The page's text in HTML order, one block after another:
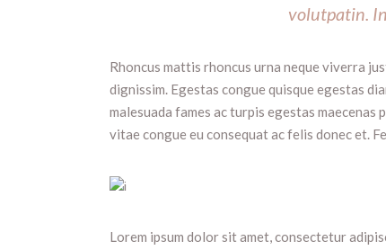
volutpatin.
Rhoncus mattis rhoncus urna neque viverra
dignissim. Egestas congue quisque egestas
malesuada fames ac turpis egestas
vitae congue eu consequat ac felis donec et.
Lorem ipsum dolor sit amet, consectetur